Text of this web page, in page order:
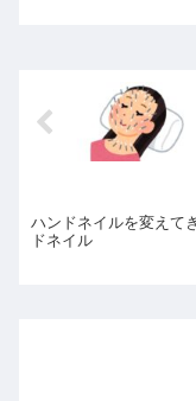
ハンドネイルを変えて
ドネイル